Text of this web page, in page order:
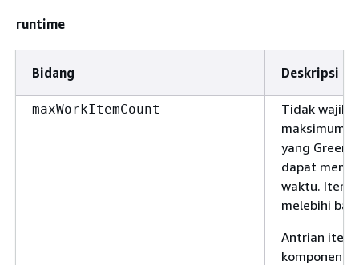
runtime
Bidang Deskripsi
maxWorkItemCount
Tidak wajib.
maksimum
yang
dapat
waktu. Item
melebihi
Antrian item
komponen